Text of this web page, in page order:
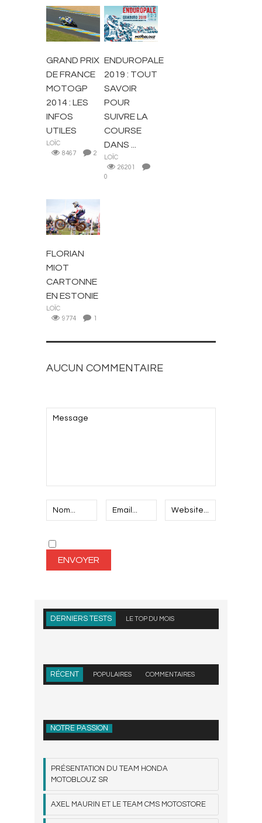
ACTUALITÉS
GRAND PRIX
DE FRANCE
MOTOGP
2014 : LES
INFOS
UTILES
LOÏC
8467
2
ACTUALITÉS
ENDUROPALE
2019 : TOUT
SAVOIR
POUR
SUIVRE LA
COURSE
DANS ...
LOÏC
26201
0
ACTUALITÉS
FLORIAN
MIOT
CARTONNE
EN ESTONIE
LOÏC
9774
1
AUCUN COMMENTAIRE
DERNIERS TESTS LE TOP DU MOIS
RÉCENT POPULAIRES COMMENTAIRES
NOTRE PASSION
PRÉSENTATION DU TEAM HONDA
MOTOBLOUZ SR
AXEL MAURIN ET LE TEAM CMS MOTOSTORE